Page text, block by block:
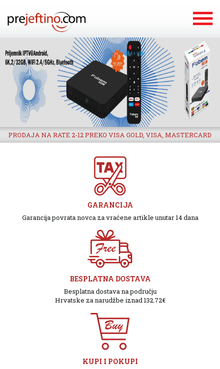
PRODAJA NA RATE 2-12 PREKO VISA GOLD, VISA, MASTERCARD
GARANCIJA
Garancija povrata novca za vraćene artikle unutar 14 dana
BESPLATNA DOSTAVA
Besplatna dostava na području
Hrvatske za narudžbe iznad 132.72€
KUPI I POKUPI